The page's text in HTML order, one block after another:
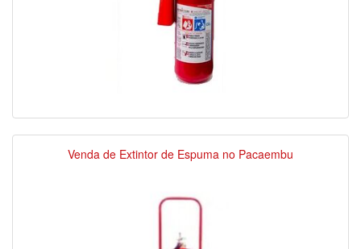
Venda de Extintor de Espuma no Pacaembu